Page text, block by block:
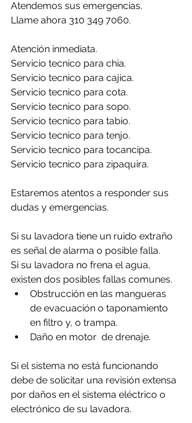
Atendemos sus emergencias.
Llame ahora 310 349 7060.
Atención inmediata.
Servicio tecnico para chia.
Servicio tecnico para cajica.
Servicio tecnico para cota.
Servicio tecnico para sopo.
Servicio tecnico para tabio.
Servicio tecnico para tenjo.
Servicio tecnico para tocancipa.
Servicio tecnico para zipaquira.
Estaremos atentos a responder sus
dudas y emergencias.
Si su lavadora tiene un ruido extraño
es señal de alarma o posible falla.
Si su lavadora no frena el agua,
existen dos posibles fallas comunes.
Obstrucción en las mangueras
de evacuación o taponamiento
en filtro y, o trampa.
Daño en motor  de drenaje.
Si el sistema no está funcionando
debe de solicitar una revisión extensa
por daños en el sistema eléctrico o
electrónico de su lavadora.